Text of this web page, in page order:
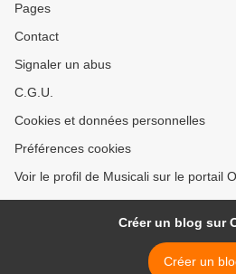
Pages
Contact
Signaler un abus
C.G.U.
Cookies et données personnelles
Préférences cookies
Voir le profil de Musicali sur le portail
Créer un blog sur
Créer un